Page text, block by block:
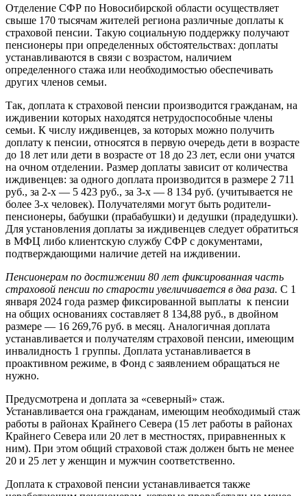
Отделение СФР по Новосибирской области осуществляет
свыше 170 тысячам жителей региона различные доплаты к
страховой пенсии. Такую социальную поддержку получают
пенсионеры при определенных обстоятельствах: доплаты
устанавливаются в связи с возрастом, наличием
определенного стажа или необходимостью обеспечивать
других членов семьи.
Так, доплата к страховой пенсии производится гражданам, на
иждивении которых находятся нетрудоспособные члены
семьи. К числу иждивенцев, за которых можно получить
доплату к пенсии, относятся в первую очередь дети в возрасте
до 18 лет или дети в возрасте от 18 до 23 лет, если они учатся
на очном отделении. Размер доплаты зависит от количества
иждивенцев: за одного доплата производится в размере 2 711
руб., за 2-х — 5 423 руб., за 3-х — 8 134 руб. (учитывается не
более 3-х человек). Получателями могут быть родители-
пенсионеры, бабушки (прабабушки) и дедушки (прадедушки).
Для установления доплаты за иждивенцев следует обратиться
в МФЦ либо клиентскую службу СФР с документами,
подтверждающими наличие детей на иждивении.
Пенсионерам по достижении 80 лет фиксированная часть
страховой пенсии по старости увеличивается в два раза. С 1
января 2024 года размер фиксированной выплаты к пенсии
на общих основаниях составляет 8 134,88 руб., в двойном
размере — 16 269,76 руб. в месяц. Аналогичная доплата
устанавливается и получателям страховой пенсии, имеющим
инвалидность 1 группы. Доплата устанавливается в
проактивном режиме, в Фонд с заявлением обращаться не
нужно.
Предусмотрена и доплата за «северный» стаж.
Устанавливается она гражданам, имеющим необходимый стаж
работы в районах Крайнего Севера (15 лет работы в районах
Крайнего Севера или 20 лет в местностях, приравненных к
ним). При этом общий страховой стаж должен быть не менее
20 и 25 лет у женщин и мужчин соответственно.
Доплата к страховой пенсии устанавливается также